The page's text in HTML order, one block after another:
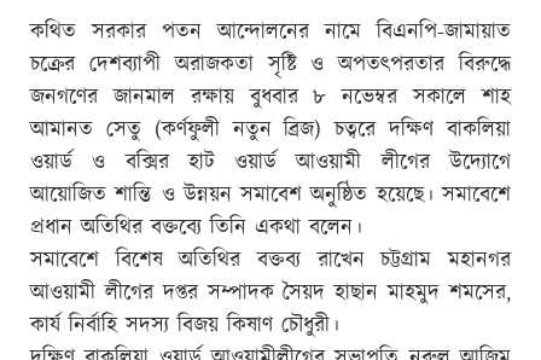
কথিত সরকার পতন আন্দোলনের নামে বিএনপি-জামায়াত
চক্রের দেশব্যাপী অরাজকতা সৃষ্টি ও অপতৎপরতার বিরুদ্ধে
জনগণের জানমাল রক্ষায় বুধবার ৮ নভেম্বর সকালে শাহ
আমানত সেতু (কর্ণফুলী নতুন ব্রিজ) চত্বরে দক্ষিণ বাকলিয়া
ওয়ার্ড ও বক্সির হাট ওয়ার্ড আওয়ামী লীগের উদ্যোগে
আয়োজিত শান্তি ও উন্নয়ন সমাবেশ অনুষ্ঠিত হয়েছে। সমাবেশে
প্রধান অতিথির বক্তব্যে তিনি একথা বলেন।
সমাবেশে বিশেষ অতিথির বক্তব্য রাখেন চট্টগ্রাম মহানগর
আওয়ামী লীগের দপ্তর সম্পাদক সৈয়দ হাছান মাহমুদ শমসের,
কার্য নির্বাহি সদস্য বিজয় কিষাণ চৌধুরী।